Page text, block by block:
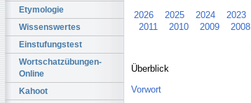
Etymologie
Wissenswertes
Einstufungstest
Wortschatzübungen-
Online
Kahoot
2026 2025 2024 2023
2011
2010 2009 2008
Überblick
Vorwort